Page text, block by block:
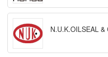
N.U.K.OILSEAL